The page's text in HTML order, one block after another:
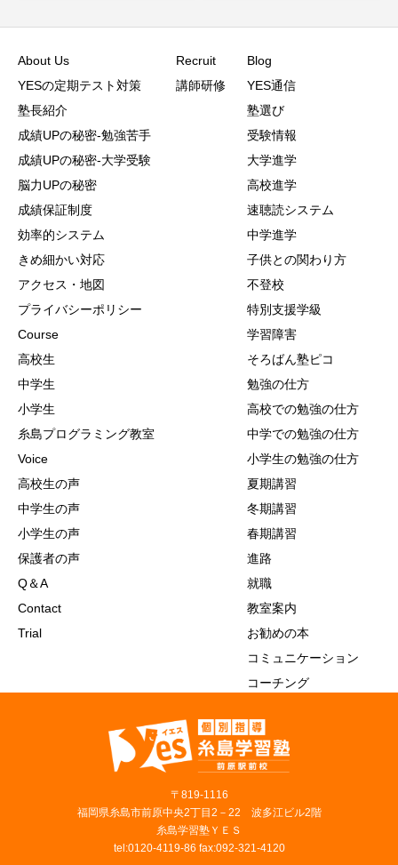
About Us
YESの定期テスト対策
塾長紹介
成績UPの秘密-勉強苦手
成績UPの秘密-大学受験
脳力UPの秘密
成績保証制度
効率的システム
きめ細かい対応
アクセス・地図
プライバシーポリシー
Course
高校生
中学生
小学生
糸島プログラミング教室
Voice
高校生の声
中学生の声
小学生の声
保護者の声
Q＆A
Contact
Trial
Recruit
講師研修
Blog
YES通信
塾選び
受験情報
大学進学
高校進学
速聴読システム
中学進学
子供との関わり方
不登校
特別支援学級
学習障害
そろばん塾ピコ
勉強の仕方
高校での勉強の仕方
中学での勉強の仕方
小学生の勉強の仕方
夏期講習
冬期講習
春期講習
進路
就職
教室案内
お勧めの本
コミュニケーション
コーチング
〒819‐1116
福岡県糸島市前原中央2丁目2－22 波多江ビル2階
糸島学習塾ＹＥＳ
tel:0120-4119-86 fax:092-321-4120